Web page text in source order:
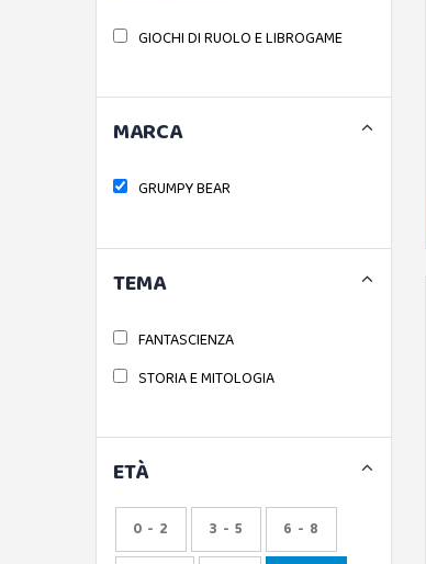
GIOCHI DI RUOLO E LIBROGAME
MARCA
GRUMPY BEAR
TEMA
FANTASCIENZA
STORIA E MITOLOGIA
ETÀ
0 - 2 3 - 5 6 - 8